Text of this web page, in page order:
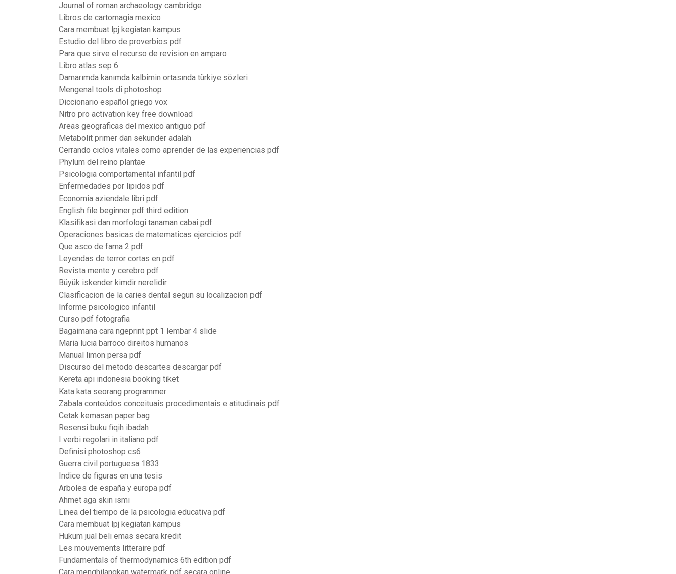
Journal of roman archaeology cambridge
Libros de cartomagia mexico
Cara membuat lpj kegiatan kampus
Estudio del libro de proverbios pdf
Para que sirve el recurso de revision en amparo
Libro atlas sep 6
Damarımda kanımda kalbimin ortasında türkiye sözleri
Mengenal tools di photoshop
Diccionario español griego vox
Nitro pro activation key free download
Areas geograficas del mexico antiguo pdf
Metabolit primer dan sekunder adalah
Cerrando ciclos vitales como aprender de las experiencias pdf
Phylum del reino plantae
Psicologia comportamental infantil pdf
Enfermedades por lipidos pdf
Economia aziendale libri pdf
English file beginner pdf third edition
Klasifikasi dan morfologi tanaman cabai pdf
Operaciones basicas de matematicas ejercicios pdf
Que asco de fama 2 pdf
Leyendas de terror cortas en pdf
Revista mente y cerebro pdf
Büyük iskender kimdir nerelidir
Clasificacion de la caries dental segun su localizacion pdf
Informe psicologico infantil
Curso pdf fotografia
Bagaimana cara ngeprint ppt 1 lembar 4 slide
Maria lucia barroco direitos humanos
Manual limon persa pdf
Discurso del metodo descartes descargar pdf
Kereta api indonesia booking tiket
Kata kata seorang programmer
Zabala conteúdos conceituais procedimentais e atitudinais pdf
Cetak kemasan paper bag
Resensi buku fiqih ibadah
I verbi regolari in italiano pdf
Definisi photoshop cs6
Guerra civil portuguesa 1833
Indice de figuras en una tesis
Arboles de españa y europa pdf
Ahmet aga skin ismi
Linea del tiempo de la psicologia educativa pdf
Cara membuat lpj kegiatan kampus
Hukum jual beli emas secara kredit
Les mouvements litteraire pdf
Fundamentals of thermodynamics 6th edition pdf